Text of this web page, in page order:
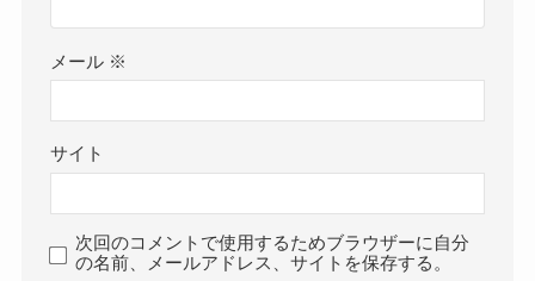
メール ※
サイト
次回のコメントで使用するためブラウザーに自分
の名前、メールアドレス、サイトを保存する。